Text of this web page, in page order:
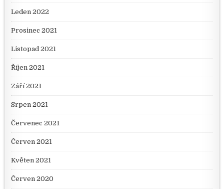
Leden 2022
Prosinec 2021
Listopad 2021
Říjen 2021
Září 2021
Srpen 2021
Červenec 2021
Červen 2021
Květen 2021
Červen 2020